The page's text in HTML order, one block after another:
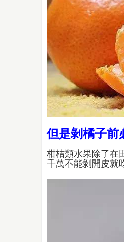
但是剝橘子前
柑桔類水果除了在
千萬不能剝開皮就